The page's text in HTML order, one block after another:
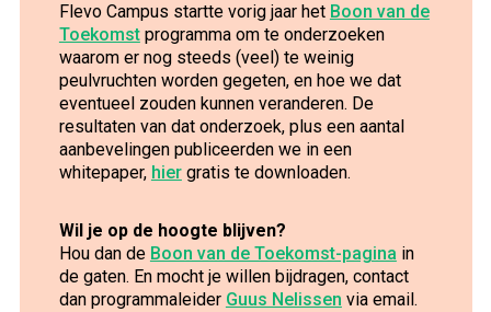
Flevo Campus startte vorig jaar het Boon van de
Toekomstprogramma om te onderzoeken
waarom er nog steeds (veel) te weinig
peulvruchten worden gegeten, en hoe we dat
eventueel zouden kunnen veranderen. De
resultaten van dat onderzoek, plus een aantal
aanbevelingen publiceerden we in een
whitepaper, hiergratis te downloaden.
Wil je op de hoogte blijven?
Hou dan de Boon van de Toekomst-pagina in
de gaten. En mocht je willen bijdragen, contact
dan programmaleider Guus Nelissen via email.